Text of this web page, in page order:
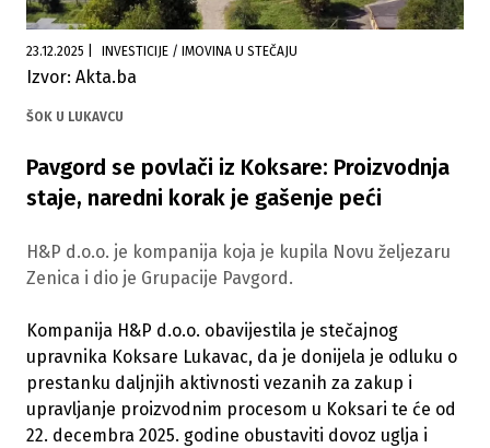
23.12.2025 INVESTICIJE / IMOVINA U STEČAJU
Izvor: Akta.ba
ŠOK U LUKAVCU
Pavgord se povlači iz Koksare: Proizvodnja
staje, naredni korak je gašenje peći
H&P d.o.o. je kompanija koja je kupila Novu željezaru
Zenica i dio je Grupacije Pavgord.
Kompanija H&P d.o.o. obavijestila je stečajnog
upravnika Koksare Lukavac, da je donijela je odluku o
prestanku daljnjih aktivnosti vezanih za zakup i
upravljanje proizvodnim procesom u Koksari te će od
22. decembra 2025. godine obustaviti dovoz uglja i